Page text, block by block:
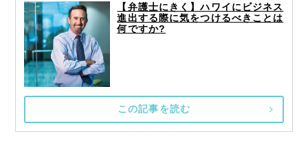
【弁護士にきく】ハワイにビジネス
進出する際に気をつけるべきことは
何ですか?
この記事を読む